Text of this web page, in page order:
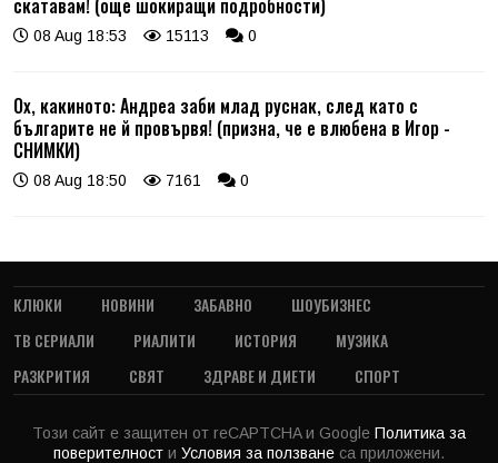
скатавам! (още шокиращи подробности)
08 Aug 18:53 15113 0
Ох, какиното: Андреа заби млад руснак, след като с
българите не й провървя! (призна, че е влюбена в Игор -
СНИМКИ)
08 Aug 18:50 7161 0
КЛЮКИ НОВИНИ ЗАБАВНО
ШОУБИЗНЕС
ТВ СЕРИАЛИ
РИАЛИТИ ИСТОРИЯ
МУЗИКА
РАЗКРИТИЯ
СВЯТ ЗДРАВЕ И ДИЕТИ СПОРТ
Този сайт е защитен от reCAPTCHA и Google Политика за
поверителност и Условия за ползване са приложени.